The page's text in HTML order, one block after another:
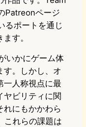
Patreonページ
るポートを通じ
す。
いかにゲーム体
す。しかし、オ
一人称視点に最
ヤビリティに関
れにもかかわら
これらの課題は